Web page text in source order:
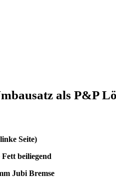
als P&P
Seite)
beiliegend
Jubi Bremse